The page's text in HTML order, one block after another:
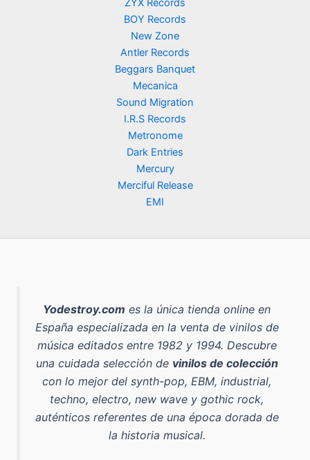
ZYX Records
BOY Records
New Zone
Antler Records
Beggars Banquet
Mecanica
Sound Migration
I.R.S Records
Metronome
Dark Entries
Mercury
Merciful Release
EMI
Yodestroy.com es la única tienda online en
España especializada en la venta de vinilos de
música editados entre 1982 y 1994. Descubre
una cuidada selección de vinilos de colección
con lo mejor del synth-pop, EBM, industrial,
techno, electro, new wave y gothic rock,
auténticos referentes de una época dorada de
la historia musical.